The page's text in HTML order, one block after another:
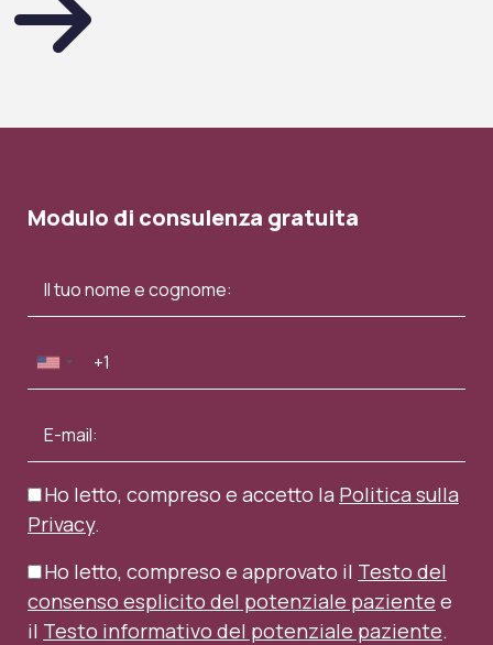
Modulo di consulenza gratuita
Ho letto, compreso e accetto la Politica sulla
Privacy.
Ho letto, compreso e approvato il Testo del
consenso esplicito del potenziale paziente e
il Testo informativo del potenziale paziente.